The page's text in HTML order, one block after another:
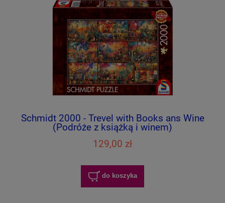
Schmidt 2000 - Trevel with Books ans Wine
(Podróże z książką i winem)
129,00 zł
do koszyka